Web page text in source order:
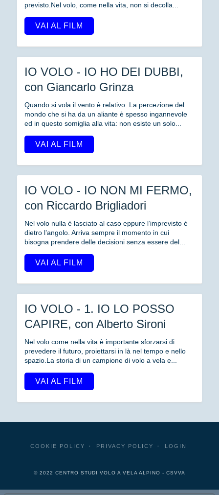
previsto.Nel volo, come nella vita, non si decolla...
VAI AL FILM
IO VOLO - IO HO DEI DUBBI,
con Giancarlo Grinza
Quando si vola il vento è relativo. La percezione del
mondo che si ha da un aliante è spesso ingannevole
ed in questo somiglia alla vita: non esiste un solo...
VAI AL FILM
IO VOLO - IO NON MI FERMO,
con Riccardo Brigliadori
Nel volo nulla è lasciato al caso eppure l’imprevisto è
dietro l’angolo. Arriva sempre il momento in cui
bisogna prendere delle decisioni senza essere del...
VAI AL FILM
IO VOLO - 1. IO LO POSSO
CAPIRE, con Alberto Sironi
Nel volo come nella vita è importante sforzarsi di
prevedere il futuro, proiettarsi in là nel tempo e nello
spazio.La storia di un campione di volo a vela e...
VAI AL FILM
COOKIE POLICY PRIVACY POLICY LOGIN
© 2022 CENTRO STUDI VOLO A VELA ALPINO - CSVVA